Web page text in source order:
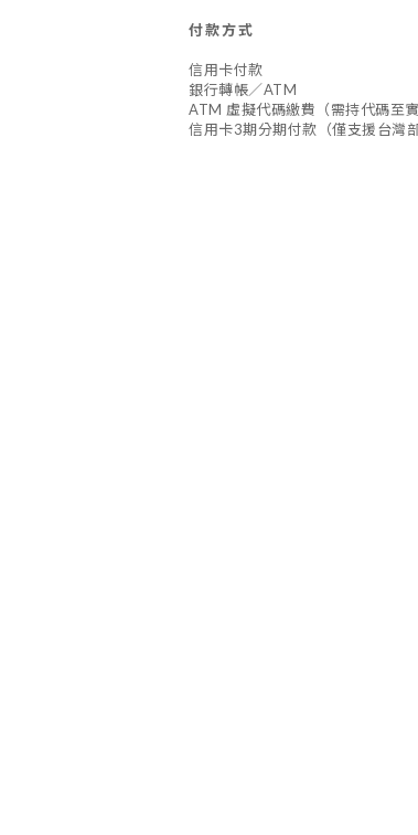
付款方式
信用卡付款
銀行轉帳／ATM
ATM 虛擬代碼繳費（需持代碼至
信用卡3期分期付款（僅支援台灣